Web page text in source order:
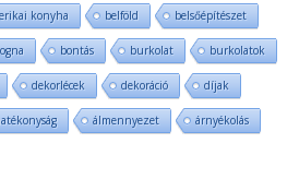
konyha belföld belsőépítészet
bontás burkolat burkolatok
dekorlécek dekoráció díjak
álmennyezet árnyékolás